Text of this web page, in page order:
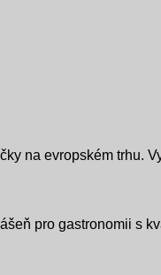
na evropském trhu.
pro gastronomii s